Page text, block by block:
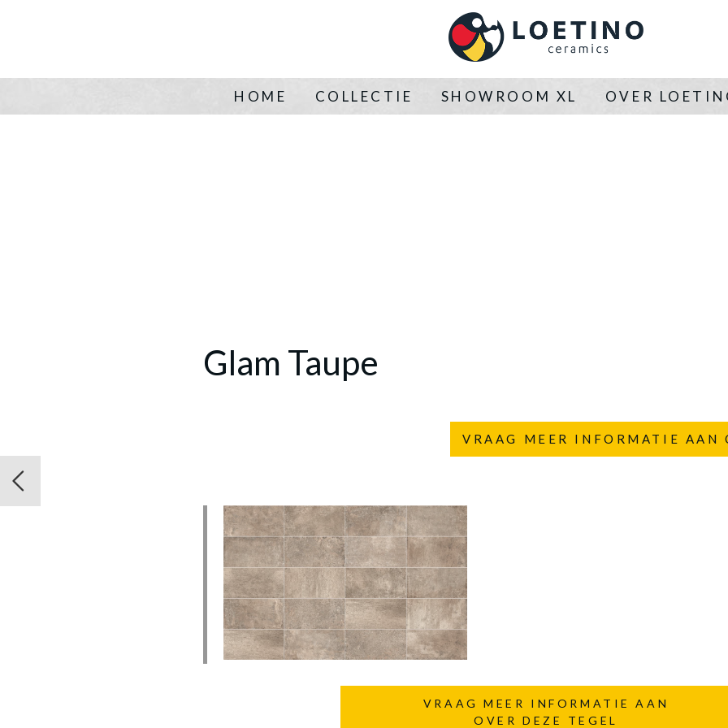
HOME COLLECTIE SHOWROOM XL OVER
Glam Taupe
VRAAG MEER INFORMATIE AAN
VRAAG MEER INFORMATIE AAN
OVER DEZE TEGEL